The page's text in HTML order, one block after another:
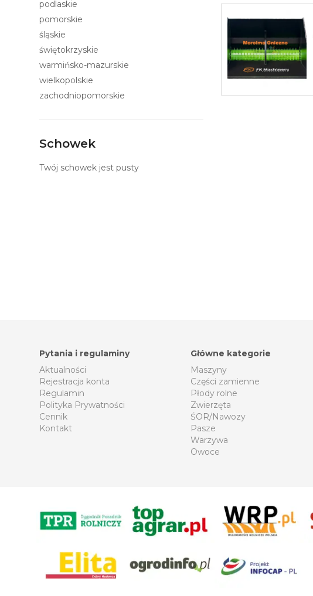
podlaskie
pomorskie
śląskie
świętokrzyskie
warmińsko-mazurskie
wielkopolskie
zachodniopomorskie
Schowek
Twój schowek jest pusty
Pytania i regulaminy
Aktualności
Rejestracja konta
Regulamin
Polityka Prywatności
Cennik
Kontakt
Główne kategorie
Maszyny
Części zamienne
Płody rolne
Zwierzęta
ŚOR/Nawozy
Pasze
Warzywa
Owoce